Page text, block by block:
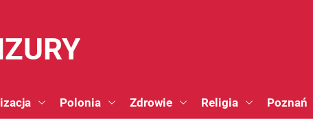
Polonia Zdrowie Religia Poznań